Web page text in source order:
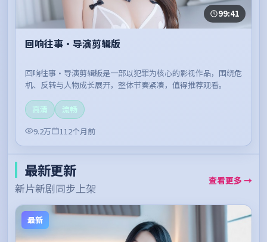
99:41
回响往事·导演剪辑版
回响往事·导演剪辑版是一部以犯罪为核心的影视作品，围绕危
机、反转与人物成长展开，整体节奏紧凑，值得推荐观看。
高清
流畅
9.2万
112个月前
最新更新
新片新剧同步上架
查看更多 →
最新